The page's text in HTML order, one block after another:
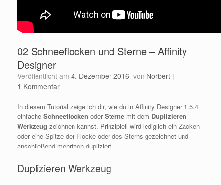
02 Schneeflocken und Sterne – Affinity
Designer
Veröffentlicht am 4. Dezember 2016 von Norbert |
1 Kommentar
In diesem Tutorial zeige ich dir, wie du in Affinity Designer 1.5.4
einfache Schneeflocken oderSterne mit dem Duplizieren
Werkzeug zeichnen kannst. Prinzipiell wird lediglich ein Zacken
oder eine Spitze der Flocke oder des Sterns gezeichnet und
anschließend mehrfach dupliziert.
Duplizieren Werkzeug